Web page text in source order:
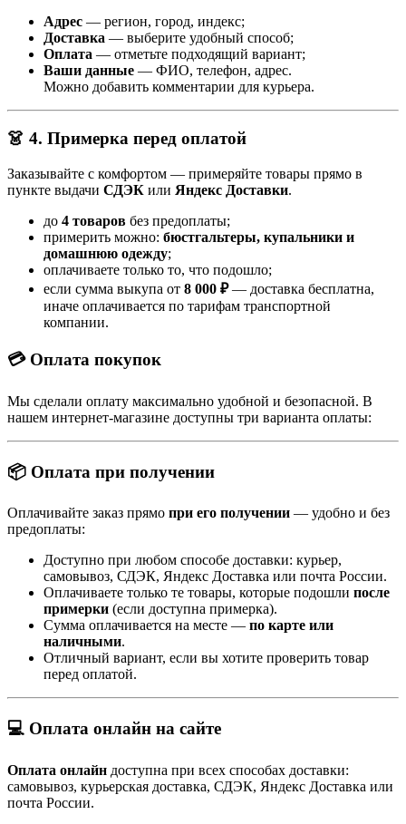
Адрес — регион, город, индекс;
Доставка — выберите удобный способ;
Оплата — отметьте подходящий вариант;
Ваши данные — ФИО, телефон, адрес.
Можно добавить комментарии для курьера.
👗 4. Примерка перед оплатой
Заказывайте с комфортом — примеряйте товары прямо в
пункте выдачи СДЭК или Яндекс Доставки.
до 4 товаров без предоплаты;
примерить можно: бюстгальтеры, купальники и
домашнюю одежду;
оплачиваете только то, что подошло;
если сумма выкупа от 8 000 ₽— доставка бесплатна,
иначе оплачивается по тарифам транспортной
компании.
💳 Оплата покупок
Мы сделали оплату максимально удобной и безопасной. В
нашем интернет-магазине доступны три варианта оплаты:
📦 Оплата при получении
Оплачивайте заказ прямо при его получении — удобно и без
предоплаты:
Доступно при любом способе доставки: курьер,
самовывоз, СДЭК, Яндекс Доставка или почта России.
Оплачиваете только те товары, которые подошли после
примерки (если доступна примерка).
Сумма оплачивается на месте — по карте или
наличными.
Отличный вариант, если вы хотите проверить товар
перед оплатой.
💻 Оплата онлайн на сайте
Оплата онлайн доступна при всех способах доставки:
самовывоз, курьерская доставка, СДЭК, Яндекс Доставка или
почта России.